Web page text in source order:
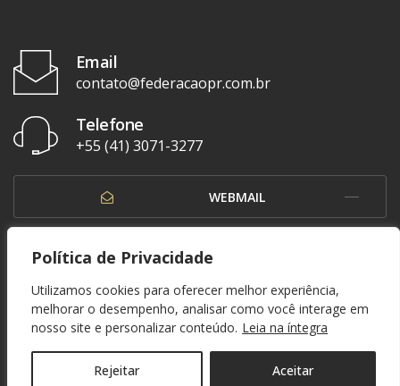
Política de Privacidade
Utilizamos cookies para oferecer melhor experiência,
melhorar o desempenho, analisar como você interage em
nosso site e personalizar conteúdo. Leia na íntegra
Rejeitar Aceitar
Email
contato@federacaopr.com.br
Telefone
+55 (41) 3071-3277
WEBMAIL
OUVIDORIA
© 1937 - 2026. Federação Paranaense de Futebol. Todos os direitos reservados. By